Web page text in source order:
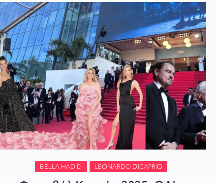
BELLA HADID LEONARDO DICAPRIO